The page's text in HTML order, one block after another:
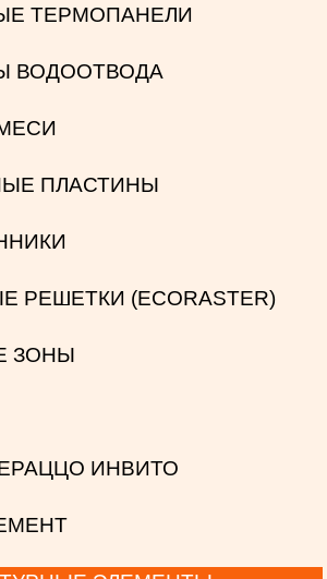
ТЕРМОПАНЕЛИ
ВОДООТВОДА
ПЛАСТИНЫ
РЕШЕТКИ (ECORASTER)
ЗОНЫ
ИНВИТО